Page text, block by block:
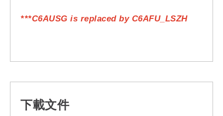
***C6AUSG is replaced by C6AFU_LSZH
下載文件